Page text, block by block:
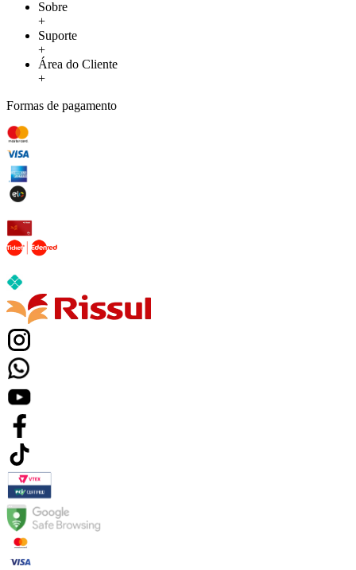
Sobre
+
Suporte
+
Área do Cliente
+
Formas de pagamento